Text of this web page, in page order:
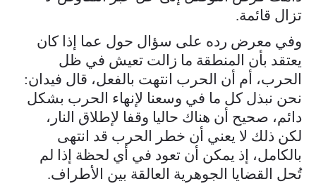
تزال قائمة.
وفي معرض رده على سؤال حول عما إذا كان
يعتقد بأن المنطقة ما زالت تعيش في ظل
الحرب، أم أن الحرب انتهت بالفعل، قال فيدان:
نحن نبذل كل ما في وسعنا لإنهاء الحرب بشكل
دائم، صحيح أن هناك حاليا وقفا لإطلاق النار،
لكن ذلك لا يعني أن خطر الحرب قد انتهى
بالكامل، إذ يمكن أن تعود في أي لحظة إذا لم
تُحل القضايا الجوهرية العالقة بين الأطراف.